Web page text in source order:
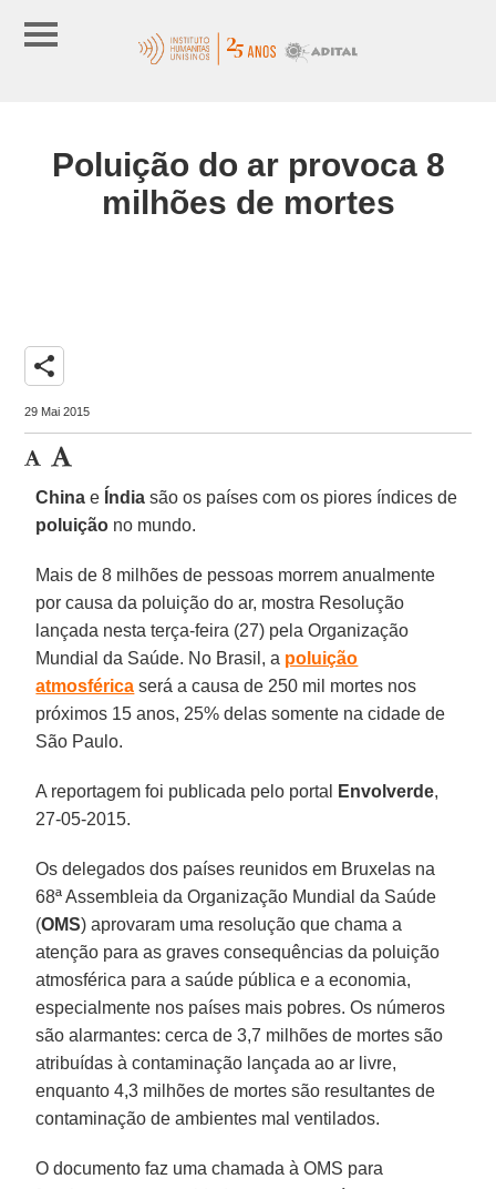
Poluição do ar provoca 8
milhões de mortes
share
29 Mai 2015
China e Índia são os países com os piores índices de
poluição no mundo.
Mais de 8 milhões de pessoas morrem anualmente
por causa da poluição do ar, mostra Resolução
lançada nesta terça-feira (27) pela Organização
Mundial da Saúde. No Brasil, a poluição
atmosférica será a causa de 250 mil mortes nos
próximos 15 anos, 25% delas somente na cidade de
São Paulo.
A reportagem foi publicada pelo portal Envolverde,
27-05-2015.
Os delegados dos países reunidos em Bruxelas na
68ª Assembleia da Organização Mundial da Saúde
(OMS) aprovaram uma resolução que chama a
atenção para as graves consequências da poluição
atmosférica para a saúde pública e a economia,
especialmente nos países mais pobres. Os números
são alarmantes: cerca de 3,7 milhões de mortes são
atribuídas à contaminação lançada ao ar livre,
enquanto 4,3 milhões de mortes são resultantes de
contaminação de ambientes mal ventilados.
O documento faz uma chamada à OMS para